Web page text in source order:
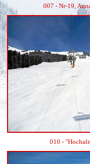
007 - Nr-19,
010 -